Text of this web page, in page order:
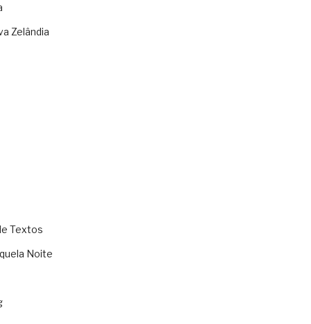
Zelândia
Textos
Noite